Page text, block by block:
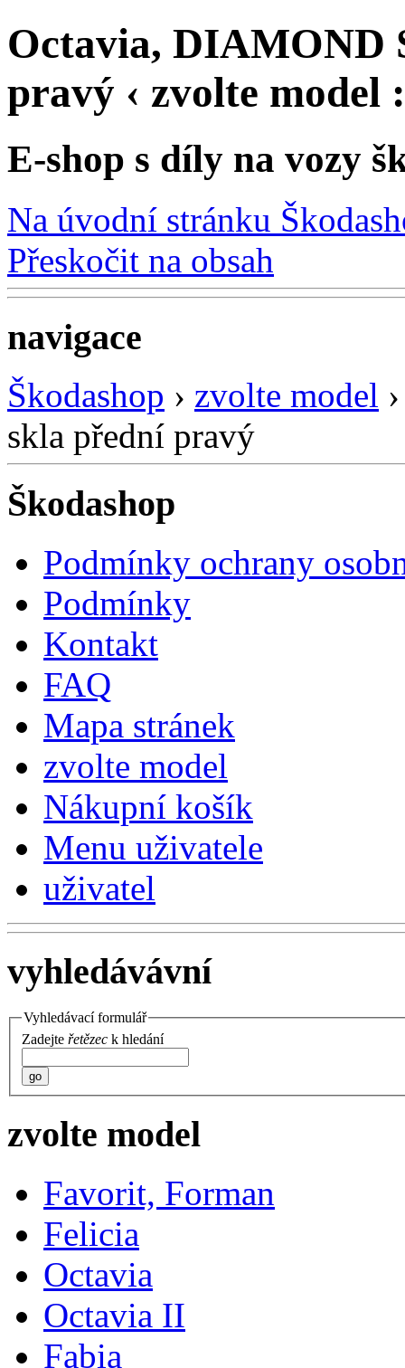
Octavia, DIAMOND
pravý ‹ zvolte model
E-shop s díly na vozy
Na úvodní stránku
Přeskočit na obsah
navigace
Škodashop › zvolte model
skla přední pravý
Škodashop
Podmínky ochrany
Podmínky
Kontakt
FAQ
Mapa stránek
zvolte model
Nákupní košík
Menu uživatele
uživatel
vyhledávávní
Vyhledávací formulář
Zadejte řetězec k hledání
go
zvolte model
Favorit, Forman
Felicia
Octavia
Octavia II
Fabia